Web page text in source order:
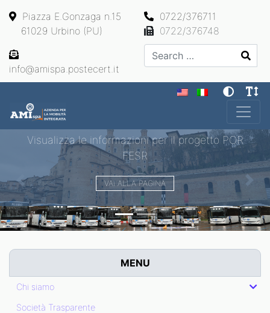
Piazza E.Gonzaga n.15
61029 Urbino (PU)
0722/376711
0722/376748
info@amispa.postecert.it
Search
Main Navigation
Visualizza le informazioni per il progetto POR
FESR
VAI ALLA PAGINA
Previous Next
MENU
Chi siamo
Società Trasparente